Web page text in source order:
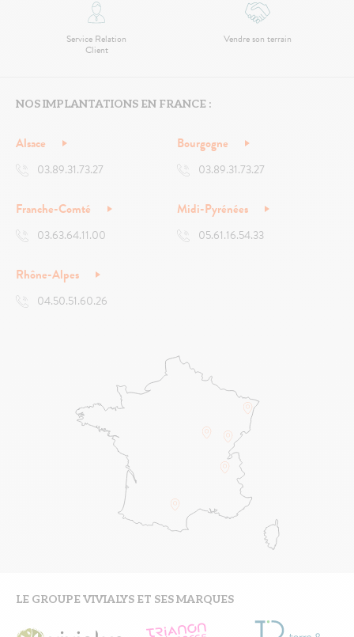
Service Relation
Client
Vendre son terrain
NOS IMPLANTATIONS EN FRANCE :
Alsace
03.89.31.73.27
Bourgogne
03.89.31.73.27
Franche-Comté
03.63.64.11.00
Midi-Pyrénées
05.61.16.54.33
Rhône-Alpes
04.50.51.60.26
LE GROUPE VIVIALYS ET SES MARQUES